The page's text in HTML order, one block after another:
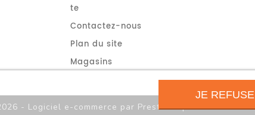
te
Contactez-nous
Plan du site
Magasins
JE REFUSE
- Logiciel e-commerce par PrestaShop™